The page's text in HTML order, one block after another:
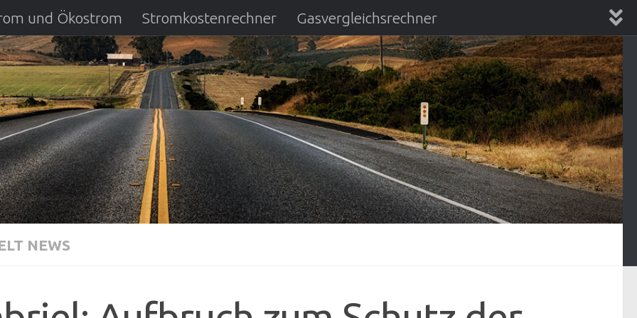
und Ökostrom Stromkostenrechner Gasvergleichsrechner
DSL Anbietervergleich Kreditvergleichsrechner
NEWS